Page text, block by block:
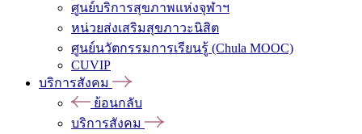
ศูนย์บริการสุขภาพแห่งจุฬาฯ
หน่วยส่งเสริมสุขภาวะนิสิต
ศูนย์นวัตกรรมการเรียนรู้ (Chula MOOC)
CUVIP
บริการสังคม
ย้อนกลับ
บริการสังคม